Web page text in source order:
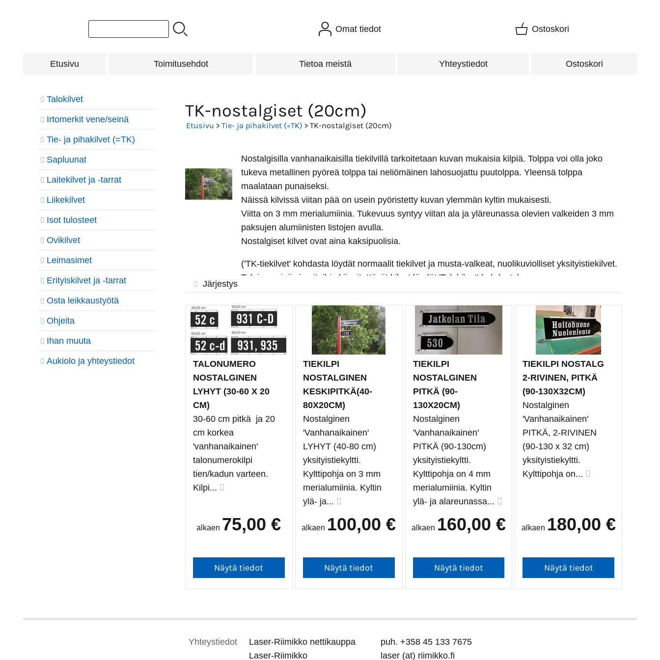
Omat tiedot Ostoskori
Etusivu Toimitusehdot Tietoa meistä Yhteystiedot Ostoskori
Talokilvet
Irtomerkit vene/seinä
Tie- ja pihakilvet (=TK)
Sapluunat
Laitekilvet ja -tarrat
Liikekilvet
Isot tulosteet
Ovikilvet
Leimasimet
Erityiskilvet ja -tarrat
Osta leikkaustyötä
Ohjeita
Ihan muuta
Aukiolo ja yhteystiedot
TK-nostalgiset (20cm)
Etusivu > Tie- ja pihakilvet (=TK) > TK-nostalgiset (20cm)
Nostalgisilla vanhanaikaisilla tiekilvillä tarkoitetaan kuvan mukaisia kilpiä. Tolppa voi olla joko
tukeva metallinen pyöreä tolppa tai neliömäinen lahosuojattu puutolppa. Yleensä tolppa
maalataan punaiseksi.
Näissä kilvissä viitan pää on usein pyöristetty kuvan ylemmän kyltin mukaisesti.
Viitta on 3 mm merialumiinia. Tukevuus syntyy viitan ala ja yläreunassa olevien valkeiden 3 mm
paksujen alumiinisten listojen avulla.
Nostalgiset kilvet ovat aina kaksipuolisia.
('TK-tiekilvet' kohdasta löydät normaalit tiekilvet ja musta-valkeat, nuolikuviolliset yksityistiekilvet.
Talojen seiniin ja aitoihin kiinnitettävät kilvet löydät 'Talokilvet'-kohdasta)
Järjestys
TALONUMERO
NOSTALGINEN
LYHYT (30-60 X 20
CM)
30-60 cm pitkä ja 20
cm korkea
'vanhanaikainen'
talonumerokilpi
tien/kadun varteen.
Kilpi...
alkaen 75,00 €
TIEKILPI
NOSTALGINEN
KESKIPITKÄ(40-
80X20CM)
Nostalginen
'Vanhanaikainen'
LYHYT (40-80 cm)
yksityistiekyltti.
Kylttipohja on 3 mm
merialumiinia. Kyltin
ylä- ja...
alkaen 100,00 €
TIEKILPI
NOSTALGINEN
PITKÄ (90-
130X20CM)
Nostalginen
'Vanhanaikainen'
PITKÄ (90-130cm)
yksityistiekyltti.
Kylttipohja on 4 mm
merialumiinia. Kyltin
ylä- ja alareunassa...
alkaen 160,00 €
TIEKILPI NOSTALG
2-RIVINEN, PITKÄ
(90-130X32CM)
Nostalginen
'Vanhanaikainen'
PITKÄ, 2-RIVINEN
(90-130 x 32 cm)
yksityistiekyltti.
Kylttipohja on...
alkaen 180,00 €
Yhteystiedot
Laser-Riimikko nettikauppa
Laser-Riimikko
puh. +358 45 133 7675
laser (at) riimikko.fi